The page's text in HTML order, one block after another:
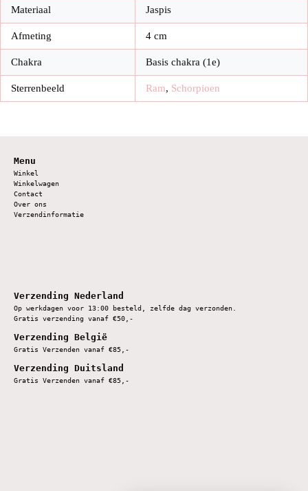
Materiaal Jaspis
Afmeting 4 cm
Chakra Basis chakra (1e)
Sterrenbeeld Ram, Schorpioen
Menu
Winkel
Winkelwagen
Contact
Over ons
Verzendinformatie
Verzending Nederland
Op werkdagen voor 13:00 besteld, zelfde dag verzonden.
Gratis verzending vanaf €50,-
Verzending België
Gratis Verzenden vanaf €85,-
Verzending Duitsland
Gratis Verzenden vanaf €85,-